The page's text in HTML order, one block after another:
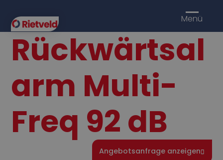
Menü
Rückwärtsal
arm Multi-
Freq 92 dB
Angebotsanfrage anzeigen